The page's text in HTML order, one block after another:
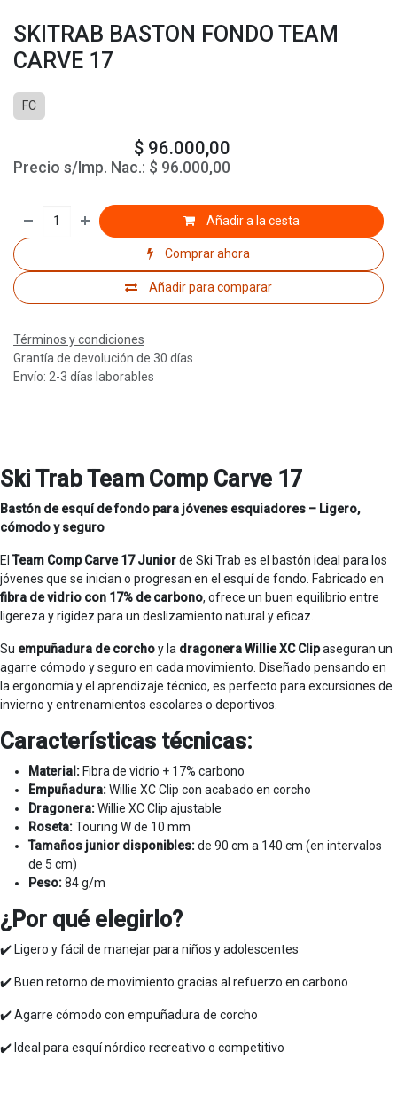
SKITRAB BASTON FONDO TEAM
CARVE 17
FC
$ 96.000,00
Precio s/Imp. Nac.: $ 96.000,00
Añadir a la cesta
Comprar ahora
Añadir para comparar
Términos y condiciones
Grantía de devolución de 30 días
Envío: 2-3 días laborables
Ski Trab Team Comp Carve 17
Bastón de esquí de fondo para jóvenes esquiadores – Ligero,
cómodo y seguro
El Team Comp Carve 17 Juniorde Ski Trab es el bastón ideal para los
jóvenes que se inician o progresan en el esquí de fondo. Fabricado en
fibra de vidrio con 17% de carbono, ofrece un buen equilibrio entre
ligereza y rigidez para un deslizamiento natural y eficaz.
Su empuñadura de corchoy la dragonera Willie XC Clipaseguran un
agarre cómodo y seguro en cada movimiento. Diseñado pensando en
la ergonomía y el aprendizaje técnico, es perfecto para excursiones de
invierno y entrenamientos escolares o deportivos.
Características técnicas:
Material: Fibra de vidrio + 17% carbono
Empuñadura:Willie XC Clip con acabado en corcho
Dragonera:Willie XC Clip ajustable
Roseta:Touring W de 10 mm
Tamaños junior disponibles:de 90 cm a 140 cm (en intervalos
de 5 cm)
Peso:84 g/m
¿Por qué elegirlo?
✔️ Ligero y fácil de manejar para niños y adolescentes
✔️ Buen retorno de movimiento gracias al refuerzo en carbono
✔️ Agarre cómodo con empuñadura de corcho
✔️ Ideal para esquí nórdico recreativo o competitivo